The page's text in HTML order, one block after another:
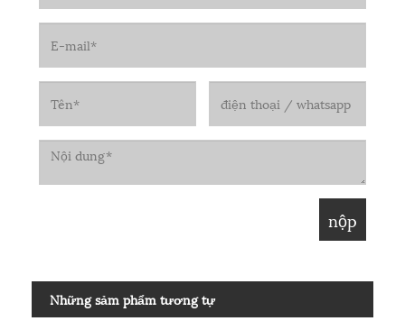
Những sảm phẩm tương tự